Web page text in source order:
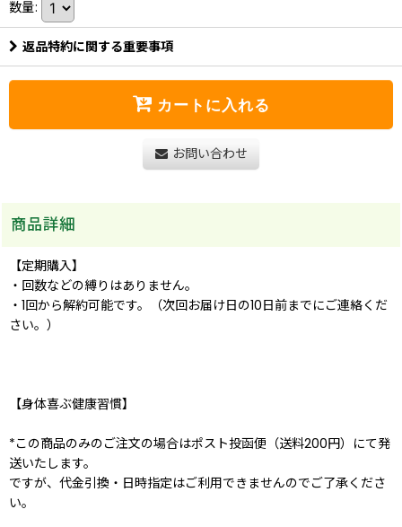
数量:
返品特約に関する重要事項
カートに入れる
お問い合わせ
商品詳細
【定期購入】
・回数などの縛りはありません。
・1回から解約可能です。（次回お届け日の10日前までにご連絡くだ
さい。）
【身体喜ぶ健康習慣】
*この商品のみのご注文の場合はポスト投函便（送料200円）にて発
送いたします。
ですが、代金引換・日時指定はご利用できませんのでご了承くださ
い。